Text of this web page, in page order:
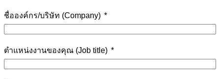
ชื่อองค์กร/บริษัท (Company)
ตำแหน่งงานของคุณ (Job title)